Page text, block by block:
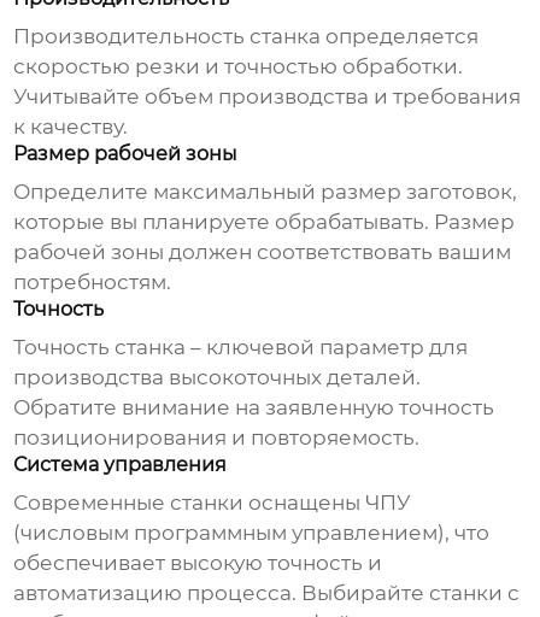
Производительность станка определяется
скоростью резки и точностью обработки.
Учитывайте объем производства и требования
к качеству.
Размер рабочей зоны
Определите максимальный размер заготовок,
которые вы планируете обрабатывать. Размер
рабочей зоны должен соответствовать вашим
потребностям.
Точность
Точность станка – ключевой параметр для
производства высокоточных деталей.
Обратите внимание на заявленную точность
позиционирования и повторяемость.
Система управления
Современные станки оснащены ЧПУ
(числовым программным управлением), что
обеспечивает высокую точность и
автоматизацию процесса. Выбирайте станки с